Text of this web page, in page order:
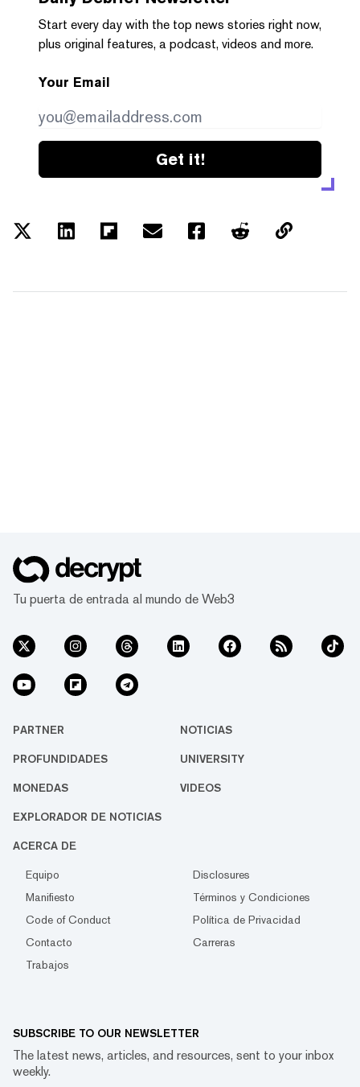
Start every day with the top news stories right now,
plus original features, a podcast, videos and more.
Your Email
Get it!
Tu puerta de entrada al mundo de Web3
PARTNER NOTICIAS
PROFUNDIDADES UNIVERSITY
MONEDAS VIDEOS
EXPLORADOR DE NOTICIAS
ACERCA DE
Equipo
Disclosures
Manifiesto
Términos y Condiciones
Code of Conduct
Política de Privacidad
Contacto
Carreras
Trabajos
SUBSCRIBE TO OUR NEWSLETTER
The latest news, articles, and resources, sent to your inbox
weekly.